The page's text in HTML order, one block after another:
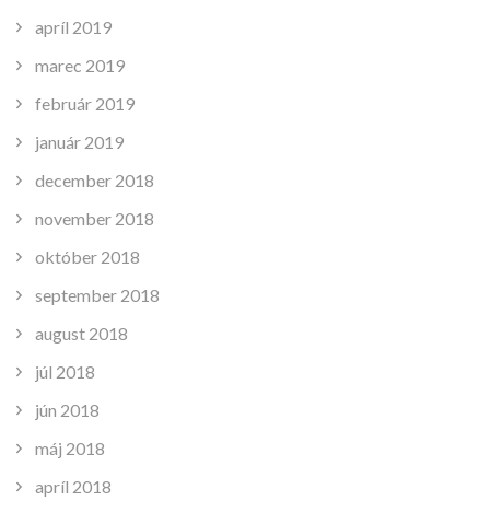
apríl 2019
marec 2019
február 2019
január 2019
december 2018
november 2018
október 2018
september 2018
august 2018
júl 2018
jún 2018
máj 2018
apríl 2018